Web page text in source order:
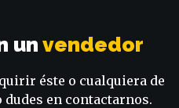
un vendedor
éste o cualquiera de
en contactarnos.